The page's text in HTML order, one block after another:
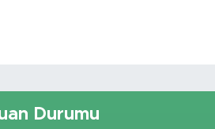
Durumu